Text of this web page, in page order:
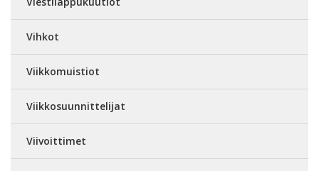
Vihkot
Viikkomuistiot
Viikkosuunnittelijat
Viivoittimet